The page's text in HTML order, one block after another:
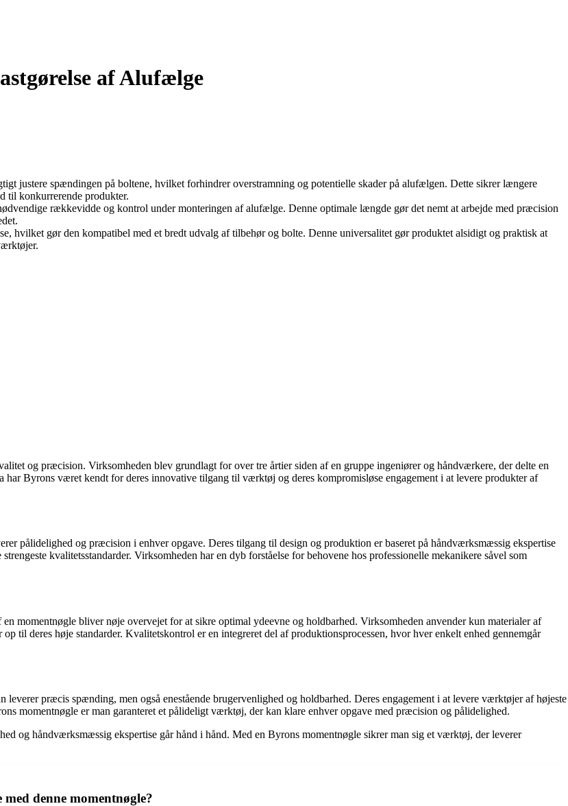
af Alufælge
justere spændingen på boltene, hvilket forhindrer overstramning og potentielle skader på alufælgen. Dette sikrer længere
til konkurrerende produkter.
rækkevidde og kontrol under monteringen af alufælge. Denne optimale længde gør det nemt at arbejde med præcision
hvilket gør den kompatibel med et bredt udvalg af tilbehør og bolte. Denne universalitet gør produktet alsidigt og praktisk at
og præcision. Virksomheden blev grundlagt for over tre årtier siden af en gruppe ingeniører og håndværkere, der delte en
Byrons været kendt for deres innovative tilgang til værktøj og deres kompromisløse engagement i at levere produkter af
pålidelighed og præcision i enhver opgave. Deres tilgang til design og produktion er baseret på håndværksmæssig ekspertise
kvalitetsstandarder. Virksomheden har en dyb forståelse for behovene hos professionelle mekanikere såvel som
momentnøgle bliver nøje overvejet for at sikre optimal ydeevne og holdbarhed. Virksomheden anvender kun materialer af
til deres høje standarder. Kvalitetskontrol er en integreret del af produktionsprocessen, hvor hver enkelt enhed gennemgår
præcis spænding, men også enestående brugervenlighed og holdbarhed. Deres engagement i at levere værktøjer af højeste
momentnøgle er man garanteret et pålideligt værktøj, der kan klare enhver opgave med præcision og pålidelighed.
og håndværksmæssig ekspertise går hånd i hånd. Med en Byrons momentnøgle sikrer man sig et værktøj, der leverer
denne momentnøgle?